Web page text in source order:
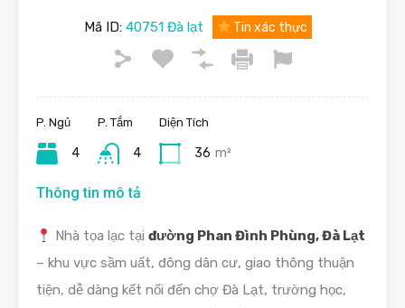
Mã ID:40751 Đà lạt Tin xác thực
P. Ngủ
4
P. Tắm
4
Diện Tích
36 m²
Thông tin mô tả
Nhà tọa lạc tạiđường Phan Đình Phùng, Đà Lạt
– khu vực sầm uất, đông dân cư, giao thông thuận
tiện, dễ dàng kết nối đến chợ Đà Lạt, trường học,